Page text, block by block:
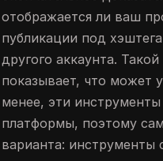
отображается ли ваш
публикации под
другого аккаунта.
показывает, что может
менее, эти
платформы, поэтому
варианта: инструменты